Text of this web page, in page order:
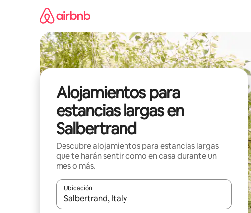
Alojamientos para
estancias largas en
Salbertrand
Descubre alojamientos para estancias largas
que te harán sentir como en casa durante un
mes o más.
Ubicación
Cuando los resultados estén disponibles, podrás navegar